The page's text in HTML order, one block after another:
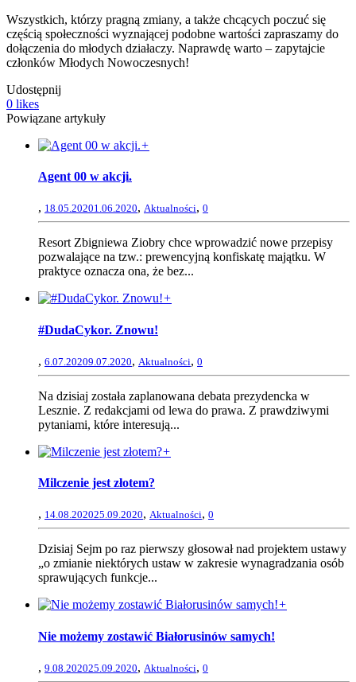
Wszystkich, którzy pragną zmiany, a także chcących poczuć się
częścią społeczności wyznającej podobne wartości zapraszamy do
dołączenia do młodych działaczy. Naprawdę warto – zapytajcie
członków Młodych Nowoczesnych!
Udostępnij
0 likes
Powiązane artykuły
+
Agent 00 w akcji.
, 18.05.20201.06.2020, Aktualności, 0
Resort Zbigniewa Ziobry chce wprowadzić nowe przepisy
pozwalające na tzw.: prewencyjną konfiskatę majątku. W
praktyce oznacza ona, że bez...
+
#DudaCykor. Znowu!
, 6.07.20209.07.2020, Aktualności, 0
Na dzisiaj została zaplanowana debata prezydencka w
Lesznie. Z redakcjami od lewa do prawa. Z prawdziwymi
pytaniami, które interesują...
+
Milczenie jest złotem?
, 14.08.202025.09.2020, Aktualności, 0
Dzisiaj Sejm po raz pierwszy głosował nad projektem ustawy
„o zmianie niektórych ustaw w zakresie wynagradzania osób
sprawujących funkcje...
+
Nie możemy zostawić Białorusinów samych!
, 9.08.202025.09.2020, Aktualności, 0